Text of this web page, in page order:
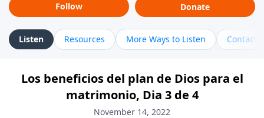
Follow Donate
Listen Resources More Ways to Listen Contact
Los beneficios del plan de Dios para el
matrimonio, Dia 3 de 4
November 14, 2022